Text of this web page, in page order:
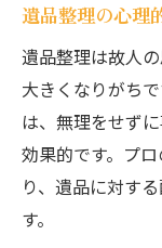
遺品整理の心理
遺品整理は故人
大きくなりがち
は、無理をせず
効果的です。プ
り、遺品に対す
す。